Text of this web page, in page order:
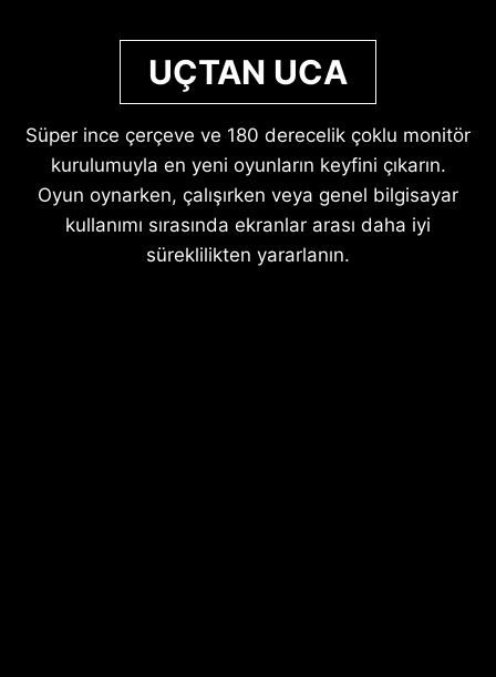
UÇTAN UCA
Süper ince çerçeve ve 180 derecelik çoklu monitör
kurulumuyla en yeni oyunların keyfini çıkarın.
Oyun oynarken, çalışırken veya genel bilgisayar
kullanımı sırasında ekranlar arası daha iyi
süreklilikten yararlanın.